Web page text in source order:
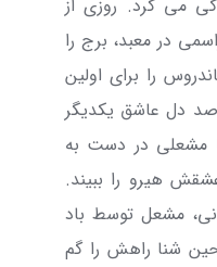
می کرد. روزی از
در معبد، برج را
را برای اولین
صد دل عاشق یکدیگر
مشعلی در دست به
هیرو را ببیند.
مشعل توسط باد
شنا راهش را گم